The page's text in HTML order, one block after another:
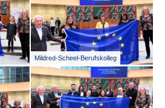
Mildred-Scheel-Berufskolleg